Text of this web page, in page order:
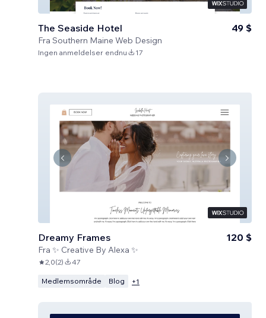
The Seaside Hotel
Fra Southern Maine Web Design
49 $
Ingen anmeldelser endnu 17
Dreamy Frames
Fra ✨ Creative By Alexa ✨
120 $
2,0(2) 47
Medlemsområde Blog +1